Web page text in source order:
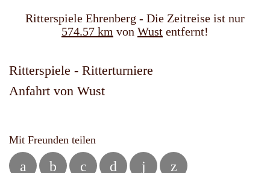
Ritterspiele Ehrenberg - Die Zeitreise ist nur
574.57 km von Wust entfernt!
Ritterspiele - Ritterturniere
Anfahrt von Wust
Mit Freunden teilen